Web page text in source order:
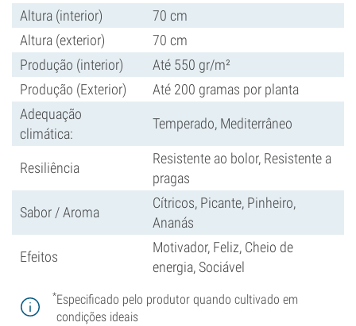
Altura (interior)
70 cm
Altura (exterior)
70 cm
Produção (interior)
Até 550 gr/m²
Produção (Exterior)
Até 200 gramas por planta
Adequação
climática:
Temperado, Mediterrâneo
Resiliência
Resistente ao bolor, Resistente a
pragas
Sabor / Aroma
Cítricos, Picante, Pinheiro,
Ananás
Efeitos
Motivador, Feliz, Cheio de
energia, Sociável
*Especificado pelo produtor quando cultivado em
condições ideais